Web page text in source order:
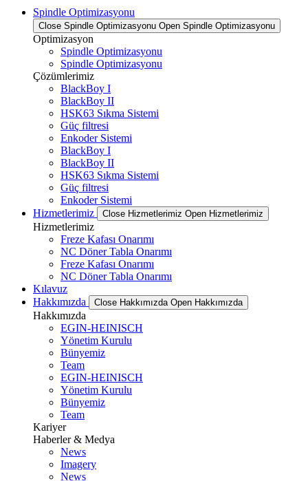
Spindle Optimizasyonu
Close Spindle Optimizasyonu Open Spindle Optimizasyonu
Optimizasyon
Spindle Optimizasyonu
Spindle Optimizasyonu
Çözümlerimiz
BlackBoy I
BlackBoy II
HSK63 Sıkma Sistemi
Güç filtresi
Enkoder Sistemi
BlackBoy I
BlackBoy II
HSK63 Sıkma Sistemi
Güç filtresi
Enkoder Sistemi
Hizmetlerimiz
Close Hizmetlerimiz Open Hizmetlerimiz
Hizmetlerimiz
Freze Kafası Onarımı
NC Döner Tabla Onarımı
Freze Kafası Onarımı
NC Döner Tabla Onarımı
Kılavuz
Hakkımızda
Close Hakkımızda Open Hakkımızda
Hakkımızda
EGIN-HEINISCH
Yönetim Kurulu
Bünyemiz
Team
EGIN-HEINISCH
Yönetim Kurulu
Bünyemiz
Team
Kariyer
Haberler & Medya
News
Imagery
News